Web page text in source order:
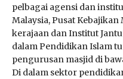
pelbagai agensi dan
Malaysia, Pusat
kerajaan dan Institut
dalam Pendidikan Islam
pengurusan masjid di
Di dalam sektor